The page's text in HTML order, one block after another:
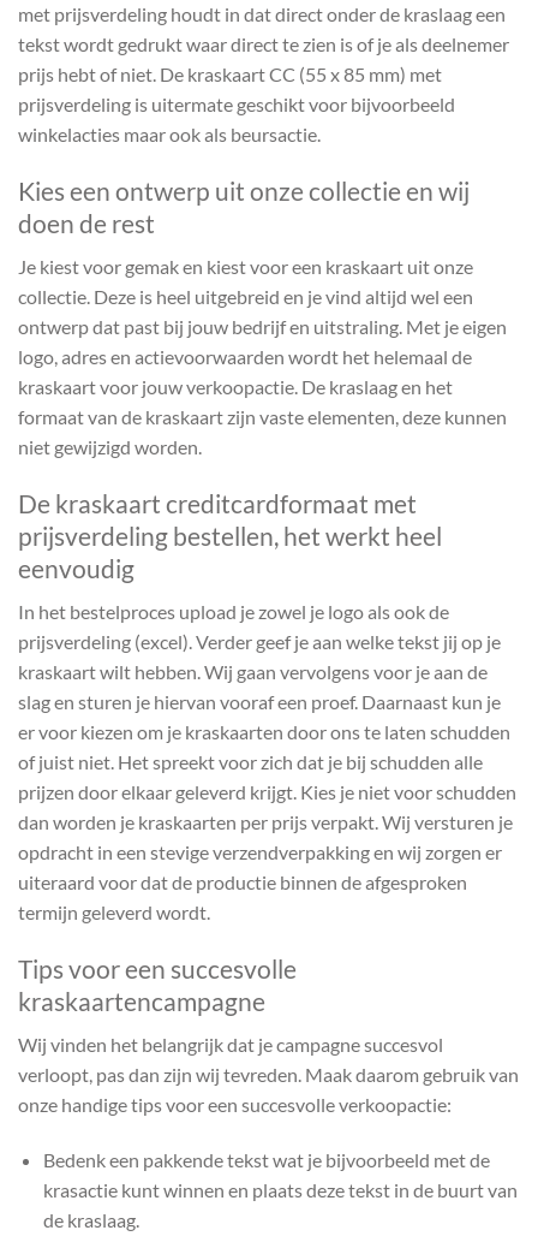
met prijsverdeling houdt in dat direct onder de kraslaag een
tekst wordt gedrukt waar direct te zien is of je als deelnemer
prijs hebt of niet. De kraskaart CC (55 x 85 mm) met
prijsverdeling is uitermate geschikt voor bijvoorbeeld
winkelacties maar ook als beursactie.
Kies een ontwerp uit onze collectie en wij
doen de rest
Je kiest voor gemak en kiest voor een kraskaart uit onze
collectie. Deze is heel uitgebreid en je vind altijd wel een
ontwerp dat past bij jouw bedrijf en uitstraling. Met je eigen
logo, adres en actievoorwaarden wordt het helemaal de
kraskaart voor jouw verkoopactie. De kraslaag en het
formaat van de kraskaart zijn vaste elementen, deze kunnen
niet gewijzigd worden.
De kraskaart creditcardformaat met
prijsverdeling bestellen, het werkt heel
eenvoudig
In het bestelproces upload je zowel je logo als ook de
prijsverdeling (excel). Verder geef je aan welke tekst jij op je
kraskaart wilt hebben. Wij gaan vervolgens voor je aan de
slag en sturen je hiervan vooraf een proef. Daarnaast kun je
er voor kiezen om je kraskaarten door ons te laten schudden
of juist niet. Het spreekt voor zich dat je bij schudden alle
prijzen door elkaar geleverd krijgt. Kies je niet voor schudden
dan worden je kraskaarten per prijs verpakt. Wij versturen je
opdracht in een stevige verzendverpakking en wij zorgen er
uiteraard voor dat de productie binnen de afgesproken
termijn geleverd wordt.
Tips voor een succesvolle
kraskaartencampagne
Wij vinden het belangrijk dat je campagne succesvol
verloopt, pas dan zijn wij tevreden. Maak daarom gebruik van
onze handige tips voor een succesvolle verkoopactie:
Bedenk een pakkende tekst wat je bijvoorbeeld met de
krasactie kunt winnen en plaats deze tekst in de buurt van
de kraslaag.